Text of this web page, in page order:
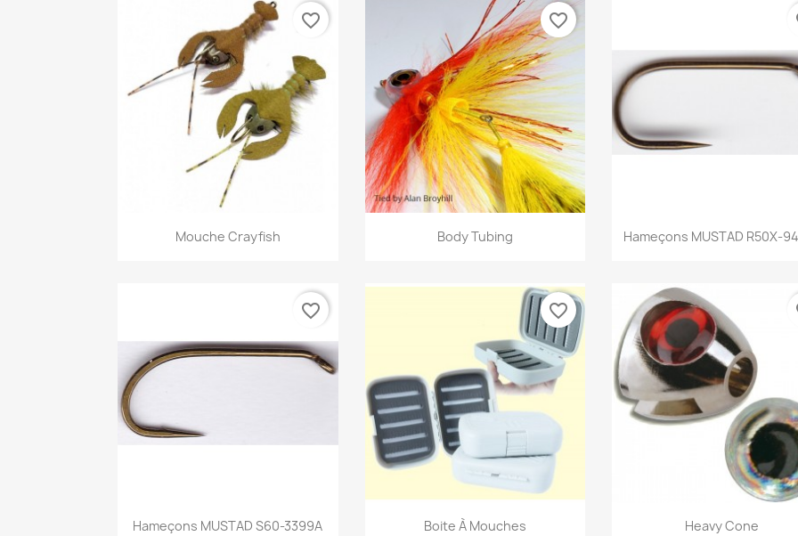
Aperçu rapide
Mouche Crayfish
favorite_border
Aperçu rapide
Body Tubing
favorite_border
Aperçu rapide
Hameçons MUSTAD R50X-
Aperçu rapide
Hameçons MUSTAD S60-3399A
favorite_border
Aperçu rapide
Boite À Mouches
favorite_border
Aperçu rapide
Heavy Cone